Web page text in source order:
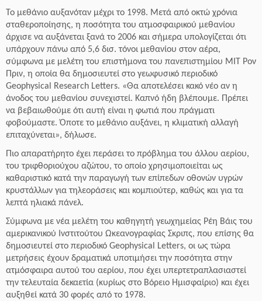
Το μεθάνιο αυξανόταν μέχρι το 1998. Μετά από οκτώ χρόνια
σταθεροποίησης, η ποσότητα του ατμοσφαιρικού μεθανίου
άρχισε να αυξάνεται ξανά το 2006 και σήμερα υπολογίζεται ότι
υπάρχουν πάνω από 5,6 δισ. τόνοι μεθανίου στον αέρα,
σύμφωνα με μελέτη του επιστήμονα του πανεπιστημίου ΜΙΤ Ρον
Πριν, η οποία θα δημοσιευτεί στο γεωφυσικό περιοδικό
Geophysical Research Letters. «Θα αποτελέσει κακό νέο αν η
άνοδος του μεθανίου συνεχιστεί. Καπνό ήδη βλέπουμε. Πρέπει
να βεβαιωθούμε ότι αυτή είναι η φωτιά που πράγματι
φοβούμαστε. Όποτε το μεθάνιο αυξάνει, η κλιματική αλλαγή
επιταχύνεται», δήλωσε.
Πιο απαρατήρητο έχει περάσει το πρόβλημα του άλλου αερίου,
του τριφθοριούχου αζώτου, το οποίο χρησιμοποιείται ως
καθαριστικό κατά την παραγωγή των επίπεδων οθονών υγρών
κρυστάλλων για τηλεοράσεις και κομπιούτερ, καθώς και για τα
λεπτά ηλιακά πάνελ.
Σύμφωνα με νέα μελέτη του καθηγητή γεωχημείας Ρέη Βάις του
αμερικανικού Ινστιτούτου Ωκεανογραφίας Σκριπς, που επίσης θα
δημοσιευτεί στο περιοδικό Geophysical Letters, οι ως τώρα
μετρήσεις έχουν δραματικά υποτιμήσει την ποσότητα στην
ατμόσφαιρα αυτού του αερίου, που έχει υπερτετραπλασιαστεί
την τελευταία δεκαετία (κυρίως στο Βόρειο Ημισφαίριο) και έχει
αυξηθεί κατά 30 φορές από το 1978.